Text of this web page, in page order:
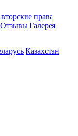
права
Отзывы Галерея
Казахстан